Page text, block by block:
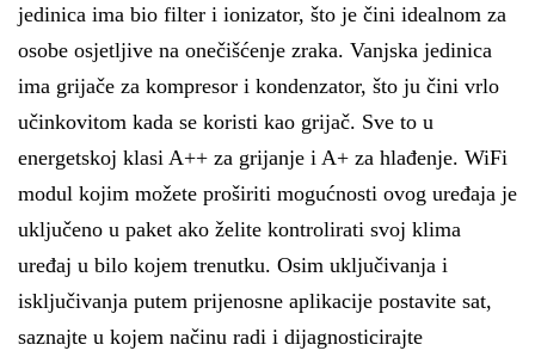
jedinica ima bio filter i ionizator, što je čini idealnom za
osobe osjetljive na onečišćenje zraka. Vanjska jedinica
ima grijače za kompresor i kondenzator, što ju čini vrlo
učinkovitom kada se koristi kao grijač. Sve to u
energetskoj klasi A++ za grijanje i A+ za hlađenje. WiFi
modul kojim možete proširiti mogućnosti ovog uređaja je
uključeno u paket ako želite kontrolirati svoj klima
uređaj u bilo kojem trenutku. Osim uključivanja i
isključivanja putem prijenosne aplikacije postavite sat,
saznajte u kojem načinu radi i dijagnosticirajte